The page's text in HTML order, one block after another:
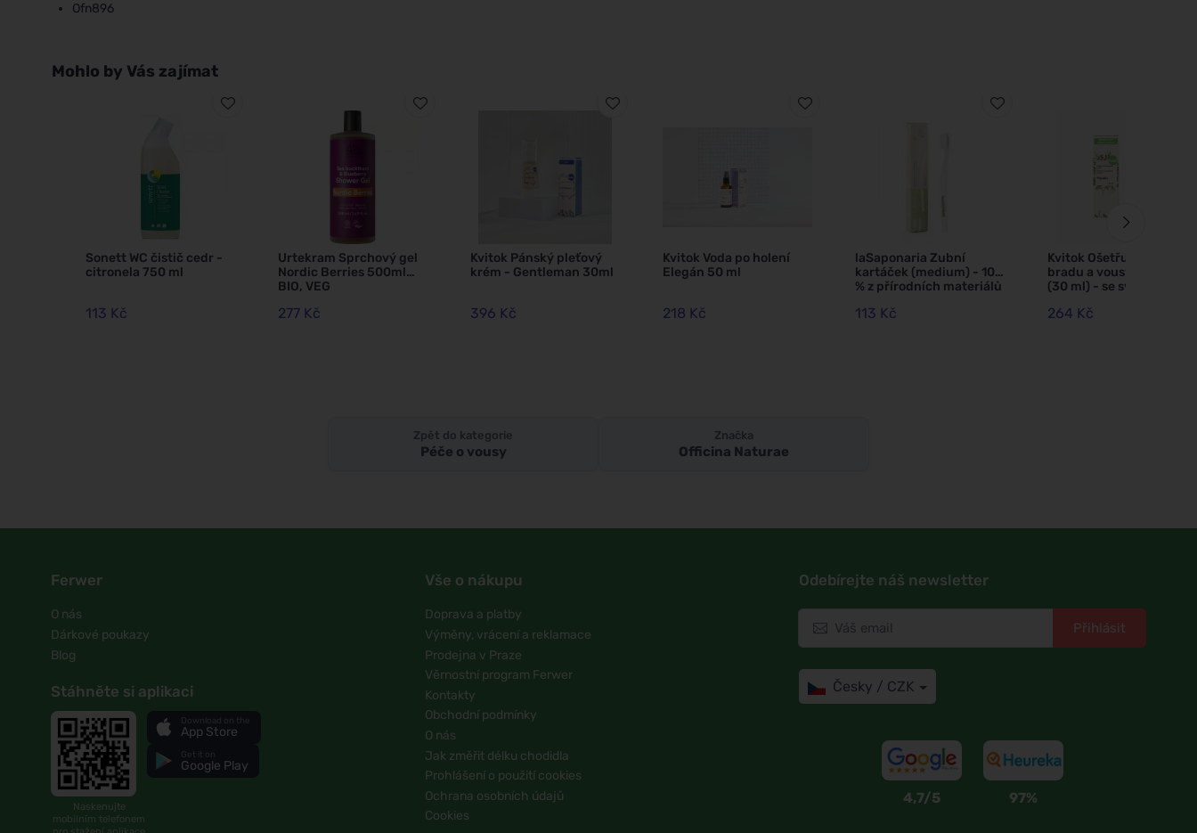
Ofn896
Mohlo by Vás zajímat
Sonett WC čistič cedr -
citronela 750 ml
113 Kč
Urtekram Sprchový gel
Nordic Berries 500ml
BIO, VEG
277 Kč
Kvitok Pánský pleťový
krém - Gentleman 30ml
396 Kč
Kvitok Voda po holení
Elegán 50 ml
218 Kč
laSaponaria Zubní
kartáček (medium) - 100
% z přírodních materiálů
113 Kč
Kvitok Ošetřující olej na
bradu a vousy Plnovous
(30 ml) - se svěží vůní
264 Kč
Zpět do kategorie
Péče o vousy
Značka
Officina Naturae
Ferwer
O nás
Dárkové poukazy
Blog
Stáhněte si aplikaci
Naskenujte
mobilním telefonem
App Store
Google Play
Vše o nákupu
Doprava a platby
Výměny, vrácení a reklamace
Prodejna v Praze
Věrnostní program Ferwer
Kontakty
Obchodní podmínky
O nás
Jak změřit délku chodidla
Prohlášení o použití cookies
Ochrana osobních údajů
Cookies
Odebírejte náš newsletter
Přihlásit
Česky / CZK
4,7/5 97%